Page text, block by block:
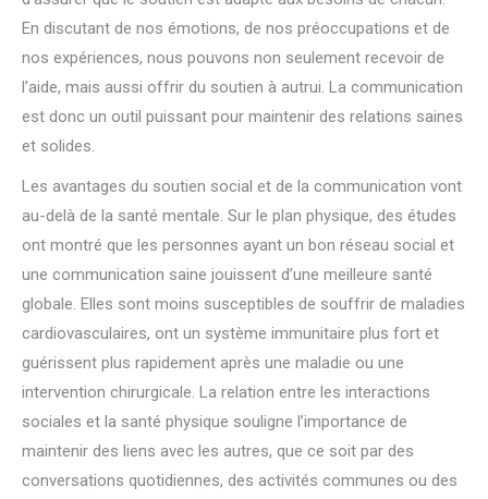
En discutant de nos émotions, de nos préoccupations et de
nos expériences, nous pouvons non seulement recevoir de
l’aide, mais aussi offrir du soutien à autrui. La communication
est donc un outil puissant pour maintenir des relations saines
et solides.
Les avantages du soutien social et de la communication vont
au-delà de la santé mentale. Sur le plan physique, des études
ont montré que les personnes ayant un bon réseau social et
une communication saine jouissent d’une meilleure santé
globale. Elles sont moins susceptibles de souffrir de maladies
cardiovasculaires, ont un système immunitaire plus fort et
guérissent plus rapidement après une maladie ou une
intervention chirurgicale. La relation entre les interactions
sociales et la santé physique souligne l’importance de
maintenir des liens avec les autres, que ce soit par des
conversations quotidiennes, des activités communes ou des